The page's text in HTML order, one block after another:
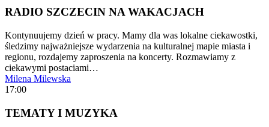
RADIO SZCZECIN NA WAKACJACH
Kontynuujemy dzień w pracy. Mamy dla was lokalne ciekawostki,
śledzimy najważniejsze wydarzenia na kulturalnej mapie miasta i
regionu, rozdajemy zaproszenia na koncerty. Rozmawiamy z
ciekawymi postaciami…
Milena Milewska
17:00
TEMATY I MUZYKA